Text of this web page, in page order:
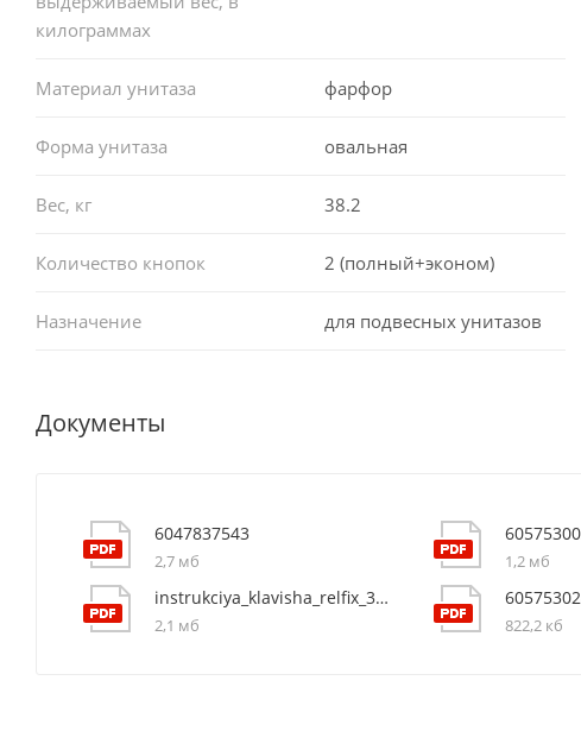
килограммах
Материал унитаза фарфор
Форма унитаза овальная
Вес, кг 38.2
Количество кнопок 2 (полный+эконом)
Назначение для подвесных унитазов
Документы
6047837543
2,7 мб 1,2 мб
instrukciya_klavisha_relfix_3805003w
2,1 мб 822,2 кб